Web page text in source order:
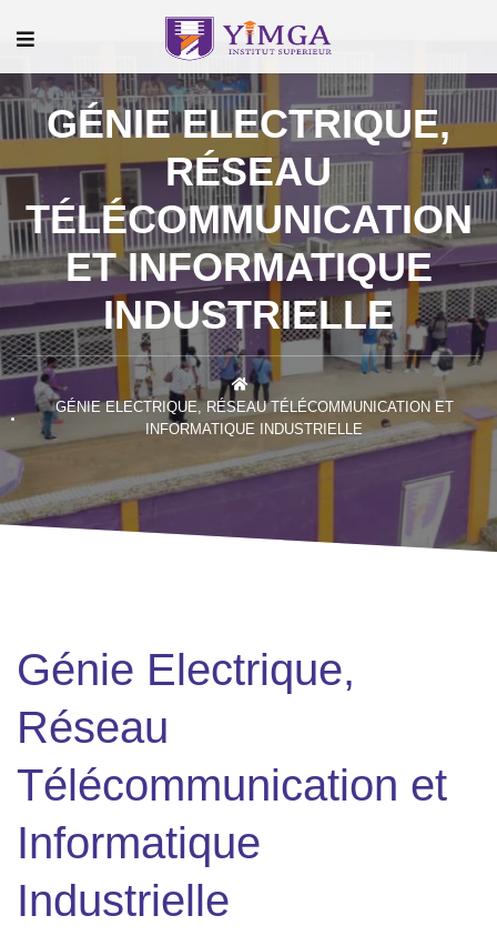
GÉNIE ELECTRIQUE,
RÉSEAU
TÉLÉCOMMUNICATION
ET INFORMATIQUE
INDUSTRIELLE
GÉNIE ELECTRIQUE, RÉSEAU TÉLÉCOMMUNICATION ET
INFORMATIQUE INDUSTRIELLE
Génie Electrique,
Réseau
Télécommunication et
Informatique
Industrielle